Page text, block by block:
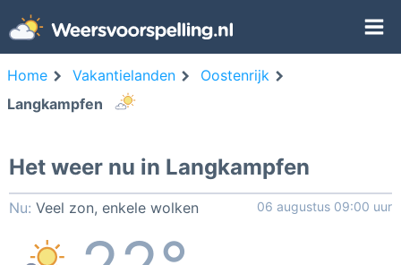
Home Vakantielanden
Oostenrijk
Langkampfen
Het weer nu in Langkampfen
Nu: Veel zon, enkele wolken 06 augustus 09:00 uur